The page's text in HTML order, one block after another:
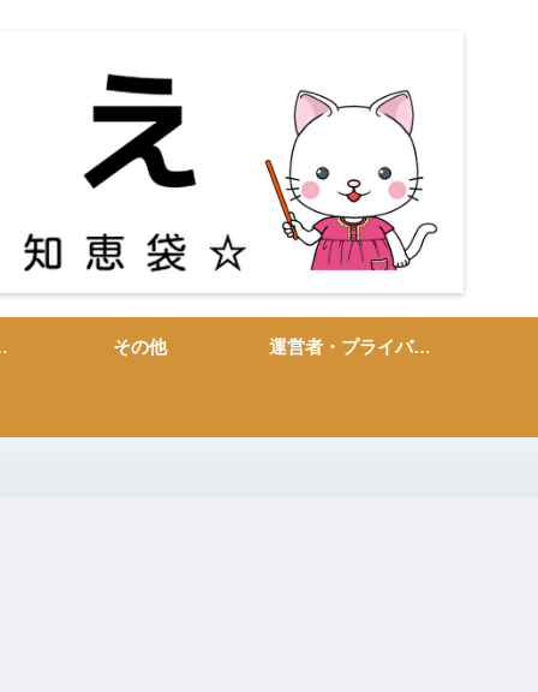
い換え その他 運営者・プライバシーポリシー